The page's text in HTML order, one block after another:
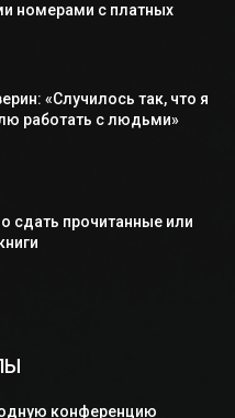
номерами с платных
«Случилось так, что я
работать с людьми»
сдать прочитанные или
конференцию